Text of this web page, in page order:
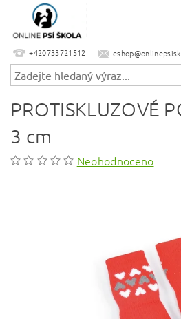
+420733721512
PROTISKLUZOVÉ
3 cm
Neohodnoceno